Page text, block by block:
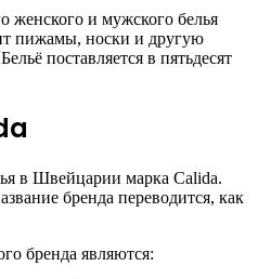
женского и мужского белья
пижамы, носки и другую
поставляется в пятьдесят
в Швейцарии марка Calida.
бренда переводится, как
бренда являются: